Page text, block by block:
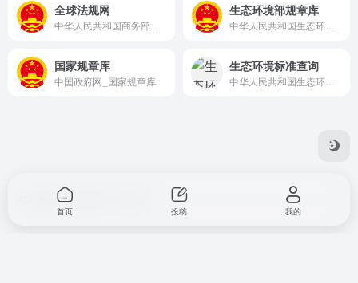
全球法规网 生态环境部规章库
国家规章库
中国政府网_国家规章库
生态环境标准查询
Copyright © 2026
首页 投稿 我的